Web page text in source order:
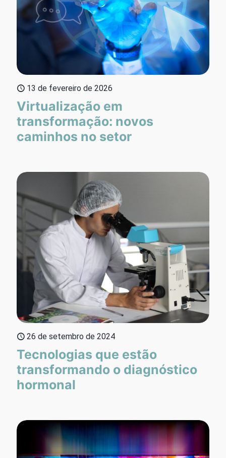
13 de fevereiro de 2026
Virtualização em
transformação: novos
caminhos no setor
26 de setembro de 2024
Tecnologias que estão
transformando o diagnóstico
hormonal